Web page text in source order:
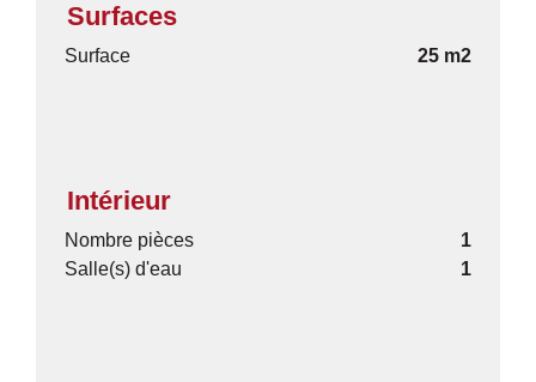
Surfaces
Surface 25 m2
Intérieur
Nombre pièces
1
Salle(s) d'eau
1